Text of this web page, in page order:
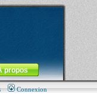
propos
Connexion